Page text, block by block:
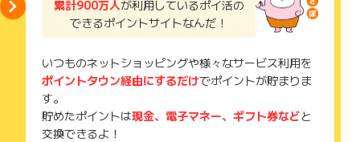
累計900万人が利用しているポイ活の
できるポイントサイトなんだ！
いつものネットショッピングや様々なサービス利用を
ポイントタウン経由にするだけでポイントが貯まりま
す。
貯めたポイントは現金、電子マネー、ギフト券などと
交換できるよ！